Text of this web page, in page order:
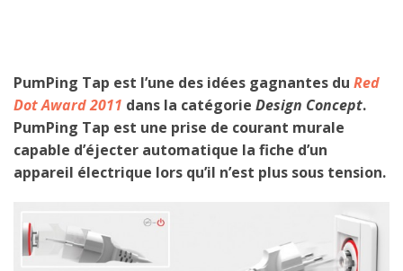
PumPing Tap est l’une des idées gagnantes du Red
Dot Award 2011 dans la catégorie Design Concept.
PumPing Tap est une prise de courant murale
capable d’éjecter automatique la fiche d’un
appareil électrique lors qu’il n’est plus sous tension.